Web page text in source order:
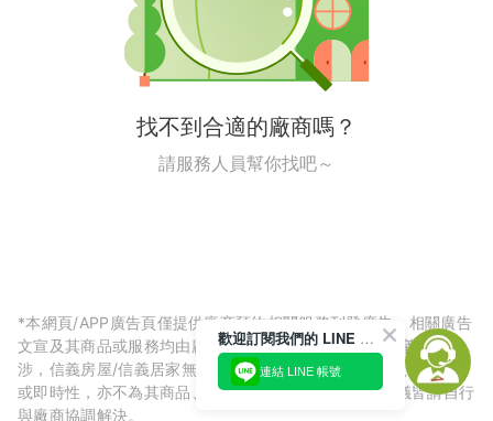
找不到合適的廠商嗎？
請服務人員幫你找吧～
*本網頁/APP廣告頁僅提供廠商預約相關服務刊登廣告，相關廣告
文宣及其商品或服務均由廠商自行提供，與信義房屋/信義居家無
涉，信義房屋/信義居家無法擔保廠商廣告內容的正確性、可信度
或即時性，亦不為其商品、服務品質負責，所生任何爭議皆請自行
與廠商協調解決。
歡迎訂閱我們的 LINE 官方帳號
連結 LINE 帳號